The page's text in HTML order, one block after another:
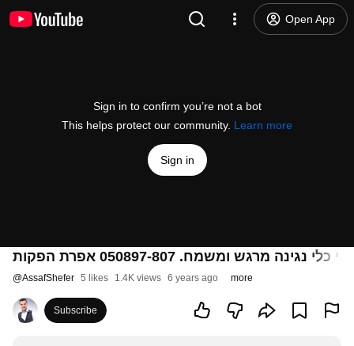
Open App
Sign in to confirm you’re not a bot
This helps protect our community. Learn more
Sign in
ומשמח. 050897-807 אפרת הפקות
@AssafShefer 5 likes 1.4K views 6 years ago more
Subscribe